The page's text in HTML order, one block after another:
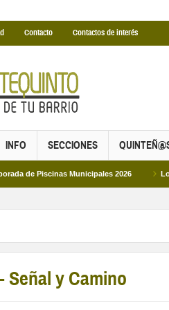
Contacto Contactos de interés
INFO SECCIONES
Municipales 2026 Los Campus
Señal y Camino